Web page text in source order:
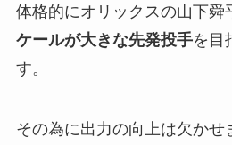
体格的にオリックスの山下舜
ケールが大きな先発投手を目
す。
その為に出力の向上は欠かせ